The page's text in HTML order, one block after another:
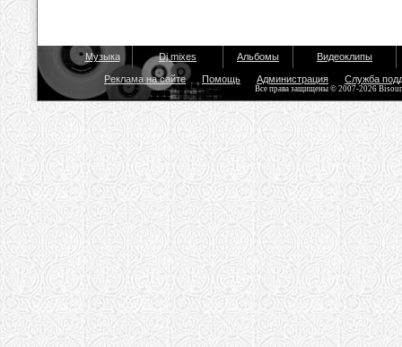
Музыка Dj mixes Альбомы Видеоклипы
Реклама на сайте Помощь Администрация Служба
Все права защищены © 2007-2026